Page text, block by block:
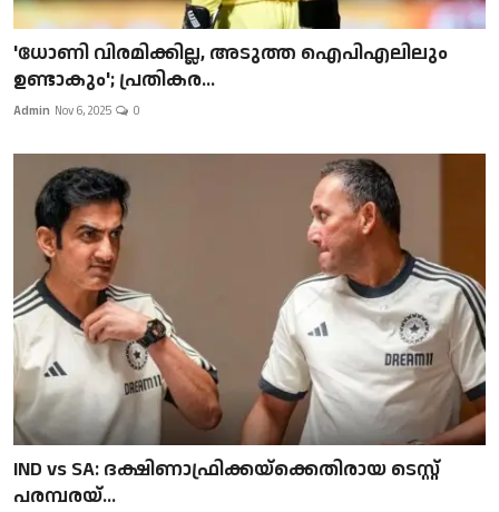
'ധോണി വിരമിക്കില്ല, അടുത്ത ഐപിഎലിലും
ഉണ്ടാകും'; പ്രതികര...
Admin Nov 6, 2025 0
IND vs SA: ദക്ഷിണാഫ്രിക്കയ്‌ക്കെതിരായ ടെസ്റ്റ്
പരമ്പരയ്...